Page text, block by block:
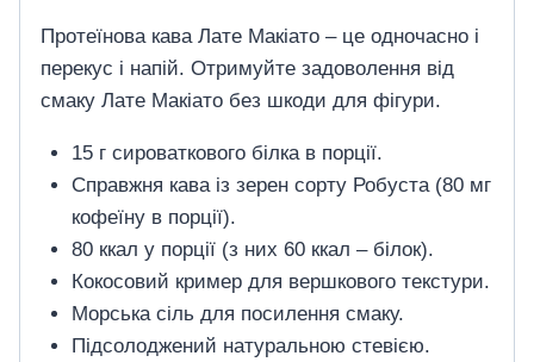
Протеїнова кава Лате Макіато – це одночасно і
перекус і напій. Отримуйте задоволення від
смаку Лате Макіато без шкоди для фігури.
15 г сироваткового білка в порції.
Справжня кава із зерен сорту Робуста (80 мг
кофеїну в порції).
80 ккал у порції (з них 60 ккал – білок).
Кокосовий кример для вершкового текстури.
Морська сіль для посилення смаку.
Підсолоджений натуральною стевією.